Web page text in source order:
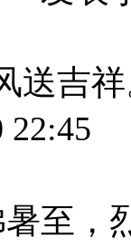
送吉
22:45
至，